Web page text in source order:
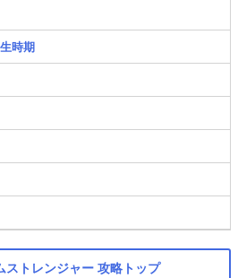
時期
ストレンジャー 攻略トップ